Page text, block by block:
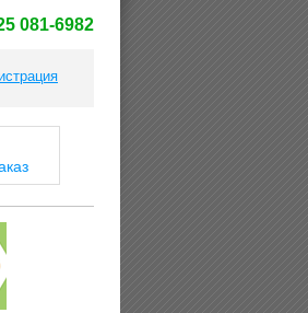
081-6982